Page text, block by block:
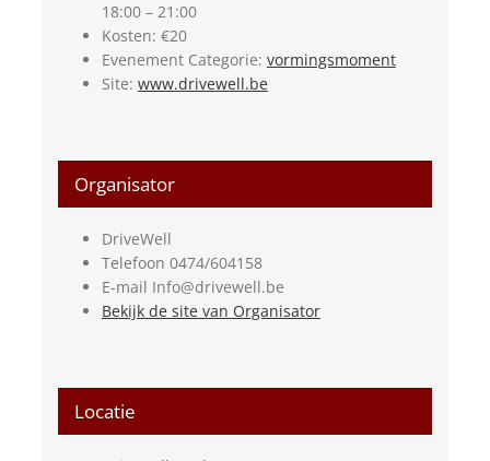
18:00 – 21:00
Kosten: €20
Evenement Categorie: vormingsmoment
Site: www.drivewell.be
Organisator
DriveWell
Telefoon 0474/604158
E-mail Info@drivewell.be
Bekijk de site van Organisator
Locatie